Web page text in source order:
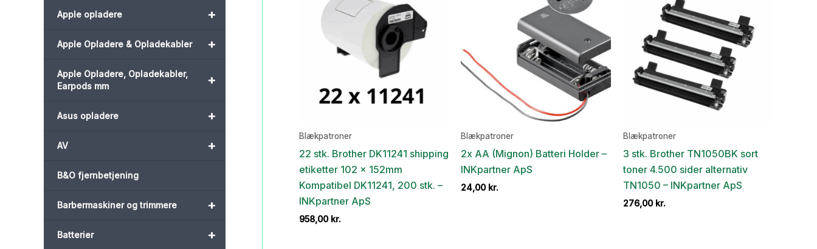
+
Apple opladere
+
Apple Opladere & Opladekabler
+
Apple Opladere, Opladekabler,
Earpods mm
+
Asus opladere
+
AV
B&O fjernbetjening
+
Barbermaskiner og trimmere
+
Batterier
Blækpatroner
22 stk. Brother DK11241 shipping
etiketter 102 x 152mm
Kompatibel DK11241, 200 stk. –
INKpartner ApS
958,00 kr.
Blækpatroner
2x AA (Mignon) Batteri Holder –
INKpartner ApS
24,00 kr.
Blækpatroner
3 stk. Brother TN1050BK sort
toner 4.500 sider alternativ
TN1050 – INKpartner ApS
276,00 kr.